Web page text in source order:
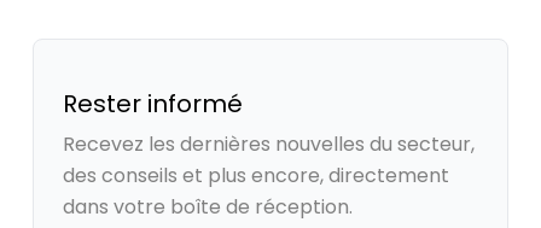
Rester informé
Recevez les dernières nouvelles du secteur,
des conseils et plus encore, directement
dans votre boîte de réception.